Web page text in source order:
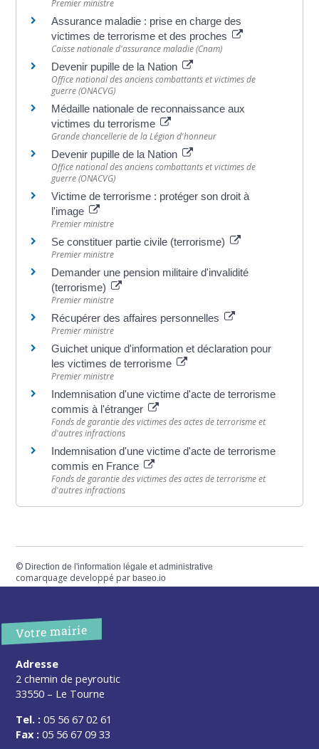
Premier ministre
Assurance maladie : prise en charge des
victimes de terrorisme et des proches
Caisse nationale d'assurance maladie (Cnam)
Devenir pupille de la Nation
Office national des anciens combattants et victimes de
guerre (ONACVG)
Médaille nationale de reconnaissance aux
victimes du terrorisme
Grande chancellerie de la Légion d'honneur
Devenir pupille de la Nation
Office national des anciens combattants et victimes de
guerre (ONACVG)
Victime de terrorisme : protéger son droit à
l'image
Premier ministre
Se constituer partie civile (terrorisme)
Premier ministre
Demander une pension militaire d'invalidité
(terrorisme)
Premier ministre
Récupérer des affaires personnelles
Premier ministre
Guichet unique d'information et déclaration pour
les victimes de terrorisme
Premier ministre
Indemnisation d'une victime d'acte de terrorisme
commis à l'étranger
Fonds de garantie des victimes des actes de terrorisme et
d'autres infractions
Indemnisation d'une victime d'acte de terrorisme
commis en France
Fonds de garantie des victimes des actes de terrorisme et
d'autres infractions
© Direction de l'information légale et administrative
comarquage developpé parbaseo.io
Votre mairie
Adresse
2 chemin de peyroutic
33550 – Le Tourne
Tel. : 05 56 67 02 61
Fax : 05 56 67 09 33